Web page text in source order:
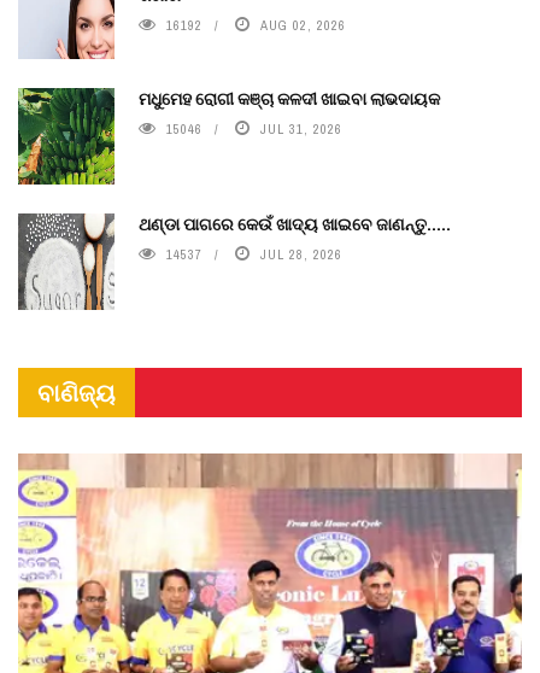
16192 AUG 02, 2026
ମଧୁମେହ ରୋଗୀ କଞ୍ଚା କଳଦୀ ଖାଇବା ଲାଭଦାୟକ
15046 JUL 31, 2026
ଥଣ୍ଡା ପାଗରେ କେଉଁ ଖାଦ୍ୟ ଖାଇବେ ଜାଣନ୍ତୁ.....
14537 JUL 28, 2026
ବାଣିଜ୍ୟ